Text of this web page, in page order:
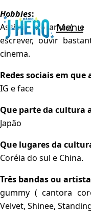
Menu
Hobbies:
Assistir doramas( e
escrever, ouvir
cinema.
Redes sociais em que
IG e face
Que parte da cultura
Japão
Que lugares da
Coréia do sul e China.
Três bandas ou
gummy ( cantora
Velvet, Shinee,